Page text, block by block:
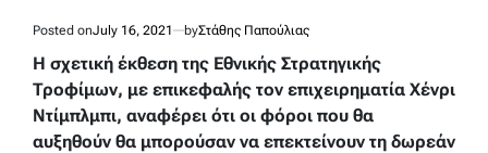
Posted onJuly 16, 2021 byΣτάθης Παπούλιας
Η σχετική έκθεση της Εθνικής Στρατηγικής
Τροφίμων, με επικεφαλής τον επιχειρηματία Χένρι
Ντίμπλμπι, αναφέρει ότι οι φόροι που θα
αυξηθούν θα μπορούσαν να επεκτείνουν τη δωρεάν